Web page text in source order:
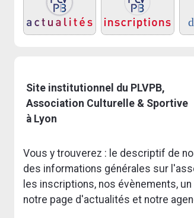
Site institutionnel du PLVPB,
Association Culturelle & Sportive
à Lyon
Vous y trouverez : le descriptif de
des informations générales sur
les inscriptions, nos évènements,
notre page d'actualités et notre